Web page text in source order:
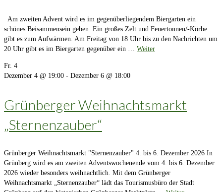
Am zweiten Advent wird es im gegenüberliegendem Biergarten ein
schönes Beisammensein geben. Ein großes Zelt und Feuertonnen/-Körbe
gibt es zum Aufwärmen. Am Freitag von 18 Uhr bis zu den Nachrichten um
20 Uhr gibt es im Biergarten gegenüber ein … Weiter
Fr. 4
Dezember 4 @ 19:00 - Dezember 6 @ 18:00
Grünberger Weihnachtsmarkt
„Sternenzauber“
Grünberger Weihnachtsmarkt "Sternenzauber" 4. bis 6. Dezember 2026 In
Grünberg wird es am zweiten Adventswochenende vom 4. bis 6. Dezember
2026 wieder besonders weihnachtlich. Mit dem Grünberger
Weihnachtsmarkt „Sternenzauber“ lädt das Tourismusbüro der Stadt